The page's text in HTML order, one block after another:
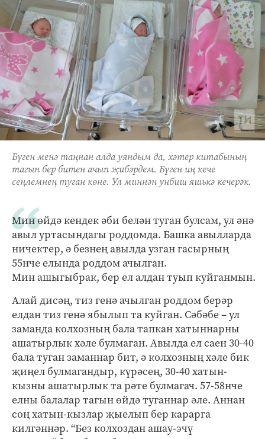
Бүген менә таңнан алда уяндым да, хәтер китабының
тагын бер битен ачып җибәрдем. Бүген иң кече
сеңлемнең туган көне. Ул миннән унбиш яшькә кечерәк.
Мин өйдә кендек әби белән туган булсам, ул әнә
авыл уртасындагы роддомда. Башка авылларда
ничектер, ә безнең авылда узган гасырның
55нче елында роддом ачылган.
Мин ашыгыбрак, бер ел алдан туып куйганмын.
Алай дисәң, тиз генә ачылган роддом берәр
елдан тиз генә ябылып та куйган. Сәбәбе – ул
заманда колхозның бала тапкан хатыннарны
ашатырлык хәле булмаган. Авылда ел саен 30-40
бала туган заманнар бит, ә колхозның хәле бик
җиңел булмагандыр, күрәсең, 30-40 хатын-
кызны ашатырлык та рәте булмагач. 57-58нче
елны балалар тагын өйдә туганнар әле. Аннан
соң хатын-кызлар җыелып бер карарга
килгәннәр. “Без колхоздан ашау-эчү